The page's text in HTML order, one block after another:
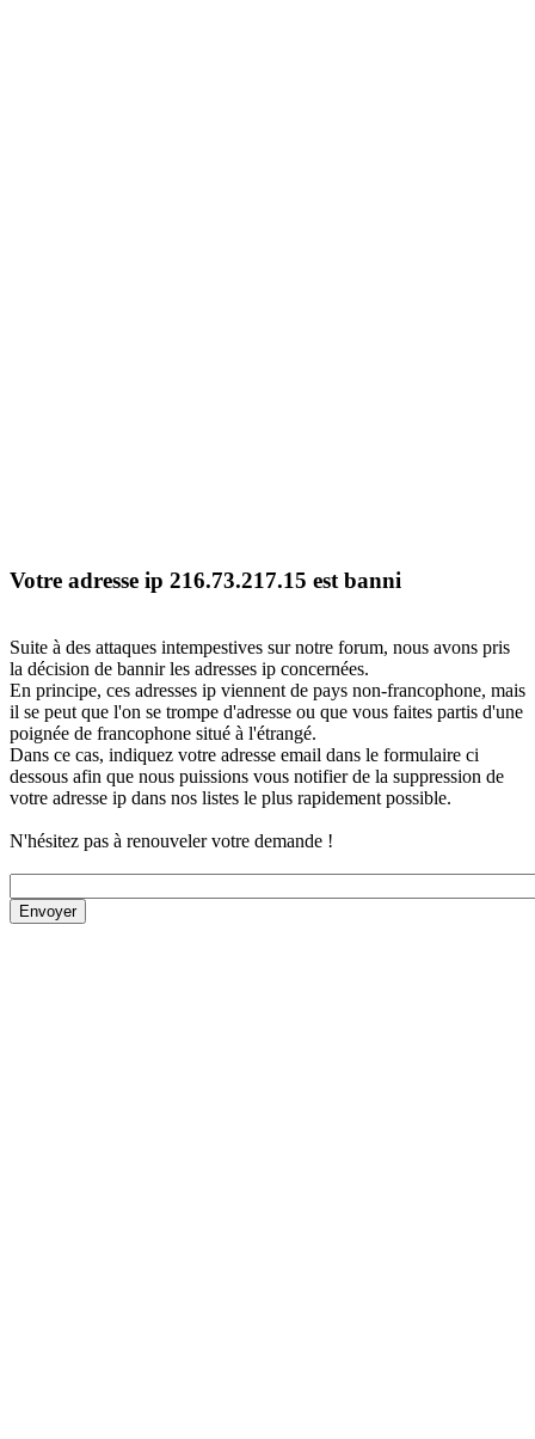
Votre adresse ip 216.73.217.15 est banni
Suite à des attaques intempestives sur notre forum, nous avons pris
la décision de bannir les adresses ip concernées.
En principe, ces adresses ip viennent de pays non-francophone, mais
il se peut que l'on se trompe d'adresse ou que vous faites partis d'une
poignée de francophone situé à l'étrangé.
Dans ce cas, indiquez votre adresse email dans le formulaire ci
dessous afin que nous puissions vous notifier de la suppression de
votre adresse ip dans nos listes le plus rapidement possible.
N'hésitez pas à renouveler votre demande !